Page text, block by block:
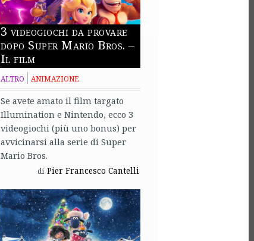
3 videogiochi da provare
dopo Super Mario Bros. –
Il film
ALTRO ANIMAZIONE
Se avete amato il film targato
Illumination e Nintendo, ecco 3
videogiochi (più uno bonus) per
avvicinarsi alla serie di Super
Mario Bros.
di Pier Francesco Cantelli